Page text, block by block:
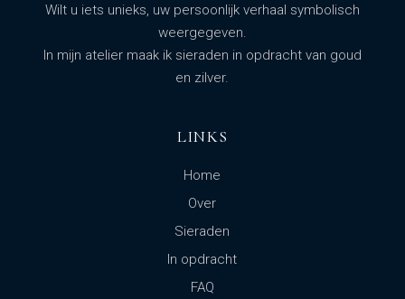
Wilt u iets unieks, uw persoonlijk verhaal symbolisch
weergegeven.
In mijn atelier maak ik sieraden in opdracht van goud
en zilver.
LINKS
Home
Over
Sieraden
In opdracht
FAQ